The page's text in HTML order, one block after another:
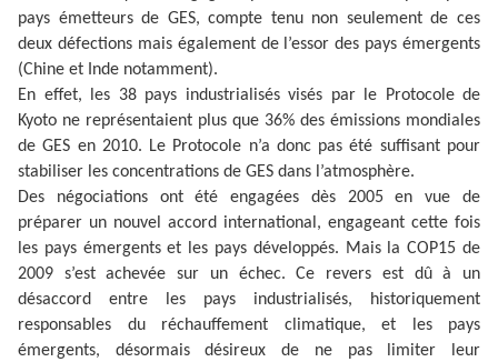
pays émetteurs de GES, compte tenu non seulement de ces
deux défections mais également de l’essor des pays émergents
(Chine et Inde notamment).
En effet, les 38 pays industrialisés visés par le Protocole de
Kyoto ne représentaient plus que 36% des émissions mondiales
de GES en 2010. Le Protocole n’a donc pas été suffisant pour
stabiliser les concentrations de GES dans l’atmosphère.
Des négociations ont été engagées dès 2005 en vue de
préparer un nouvel accord international, engageant cette fois
les pays émergents et les pays développés. Mais la COP15 de
2009 s’est achevée sur un échec. Ce revers est dû à un
désaccord entre les pays industrialisés, historiquement
responsables du réchauffement climatique, et les pays
émergents, désormais désireux de ne pas limiter leur